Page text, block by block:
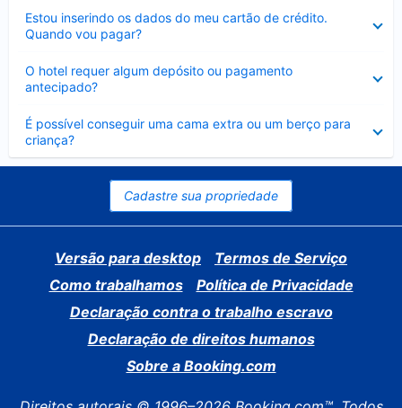
Estou inserindo os dados do meu cartão de crédito.
Quando vou pagar?
O hotel requer algum depósito ou pagamento
antecipado?
É possível conseguir uma cama extra ou um berço para
criança?
Contraído
Cadastre sua propriedade
Versão para desktop
Termos de Serviço
Como trabalhamos
Política de Privacidade
Declaração contra o trabalho escravo
Declaração de direitos humanos
Sobre a Booking.com